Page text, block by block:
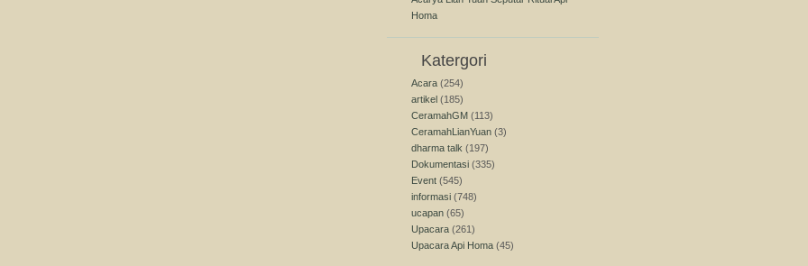
Homa
Katergori
Acara (254)
artikel (185)
CeramahGM (113)
CeramahLianYuan (3)
dharma talk (197)
Dokumentasi (335)
Event (545)
informasi (748)
ucapan (65)
Upacara (261)
Upacara Api Homa (45)